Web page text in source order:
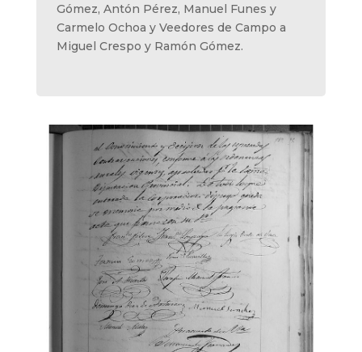
Gómez, Antón Pérez, Manuel Funes y
Carmelo Ochoa y Veedores de Campo a
Miguel Crespo y Ramón Gómez.